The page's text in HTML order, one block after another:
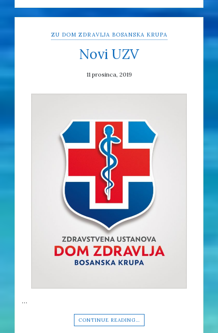
ZU DOM ZDRAVLJA BOSANSKA KRUPA
Novi UZV
11 prosinca, 2019
…
CONTINUE READING…